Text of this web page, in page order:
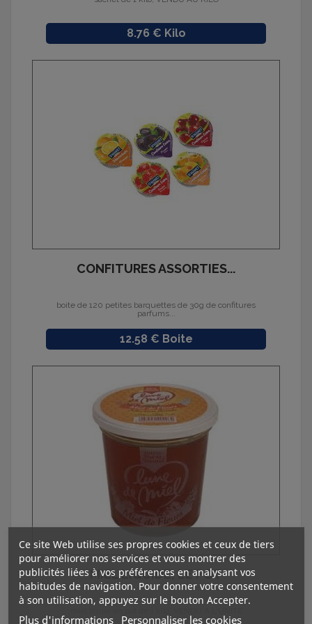
Prix
8.76 € Kilo
CONFITURES ASSORTIES...
boite de 120 petites barquettes de 30g de confitures
parfums...
Prix
12.58 € Boite
MIEL LIQUIDE, LE POT
Ce site Web utilise ses propres cookies et ceux de tiers
pour améliorer nos services et vous montrer des
publicités liées à vos préférences en analysant vos
habitudes de navigation. Pour donner votre consentement
à son utilisation, appuyez sur le bouton Accepter.
Plus d'informations Personnaliser les cookies